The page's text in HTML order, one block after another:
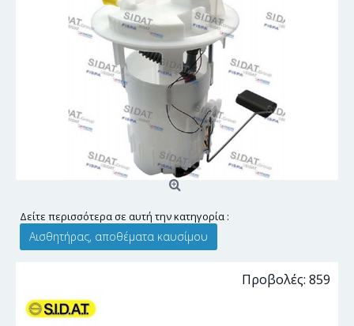
Δείτε περισσότερα σε αυτή την κατηγορία :
Αισθητήρας, αποθέματα καυσίμου
Προβολές: 859